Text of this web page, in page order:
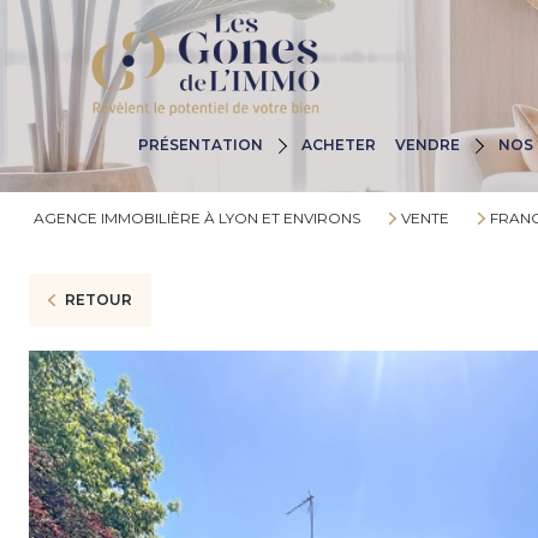
PRÉSENTATION
Nos Agences
Nos Valeurs
Nos Engagements
ACHETER VENDRE
Pourquoi Nous
Estimez Votre
Les Huit Étapes
NOS
AGENCE IMMOBILIÈRE À LYON ET ENVIRONS VENTE
RETOUR